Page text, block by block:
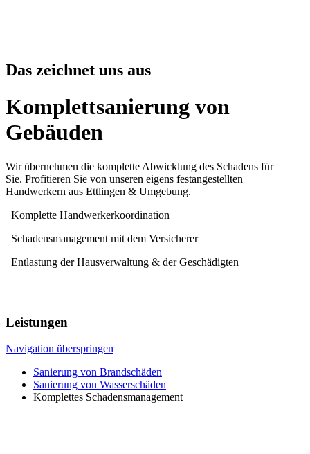
Das zeichnet uns aus
Komplettsanierung von
Gebäuden
Wir übernehmen die komplette Abwicklung des Schadens für
Sie. Profitieren Sie von unseren eigens festangestellten
Handwerkern aus Ettlingen & Umgebung.
Komplette Handwerkerkoordination
Schadensmanagement mit dem Versicherer
Entlastung der Hausverwaltung & der Geschädigten
Leistungen
Navigation überspringen
Sanierung von Brandschäden
Sanierung von Wasserschäden
Komplettes Schadensmanagement